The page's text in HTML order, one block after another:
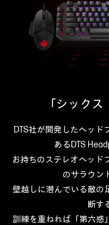
「シック
DTS社が開発したヘッド
ある DTS
お持ちのステレオヘッド
のサラウン
壁越しに潜んでいる敵の
断す
訓練を重ねれば「第六感